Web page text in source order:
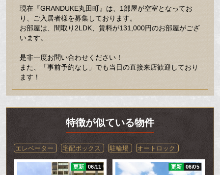
現在『GRANDUKE丸田町』は、1部屋が空室となってお
り、ご入居者様を募集しております。
お部屋は、間取り2LDK、賃料が131,000円のお部屋がござ
います。
是非一度お問い合わせください！
また、「事前予約なし」でも当日の直接来店歓迎しており
ます！
特徴が似ている物件
エレベーター 宅配ボックス 駐輪場 オートロック
更新 06/11 更新 06/05